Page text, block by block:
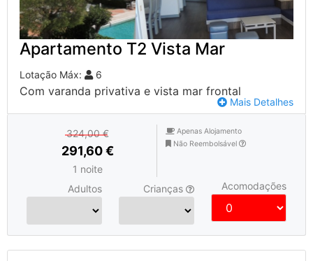
Apartamento T2 Vista Mar
Lotação Máx: 6
Com varanda privativa e vista mar frontal
Mais Detalhes
324,00 €
291,60 €
1 noite
Apenas Alojamento
Não Reembolsável
Adultos Crianças Acomodações